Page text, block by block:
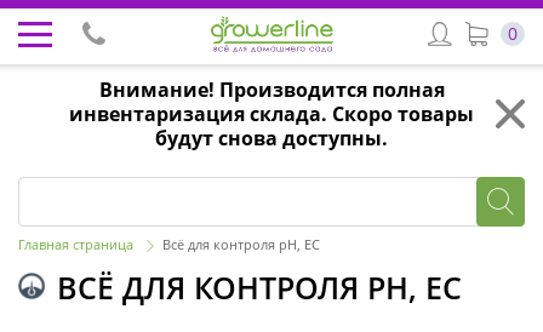
Внимание! Производится полная
инвентаризация склада. Скоро товары
будут снова доступны.
0
Главная страница Всё для контроля pH, EС
ВСЁ ДЛЯ КОНТРОЛЯ PH, EС